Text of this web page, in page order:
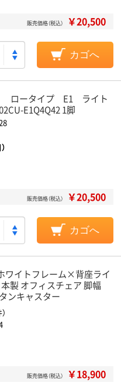
販売価格（税込） ￥20,500
カゴへ
ロータイプ E1 ライト
E1Q4Q42 1脚
販売価格（税込） ￥20,500
カゴへ
ワイトフレーム×背座ライ
製 オフィスチェア 脚幅
ンキャスター
販売価格（税込） ￥18,900